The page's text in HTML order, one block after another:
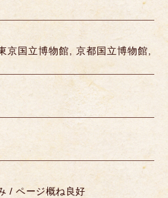
京国立博物館, 京都国立博物館,
/ ページ概ね良好